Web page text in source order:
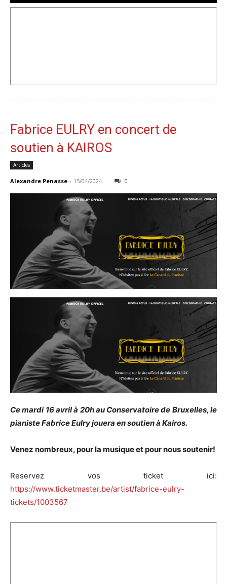
Fabrice EULRY en concert de
soutien à KAIROS
Articles
Alexandre Penasse - 15/04/2024 0
Ce mardi 16 avril à 20h au Conservatoire de Bruxelles, le
pianiste Fabrice Eulry jouera en soutien à Kairos.
Venez nombreux, pour la musique et pour nous soutenir!
Reservez vos ticket ici:
https://www.ticketmaster.be/artist/fabrice-eulry-
tickets/1003567